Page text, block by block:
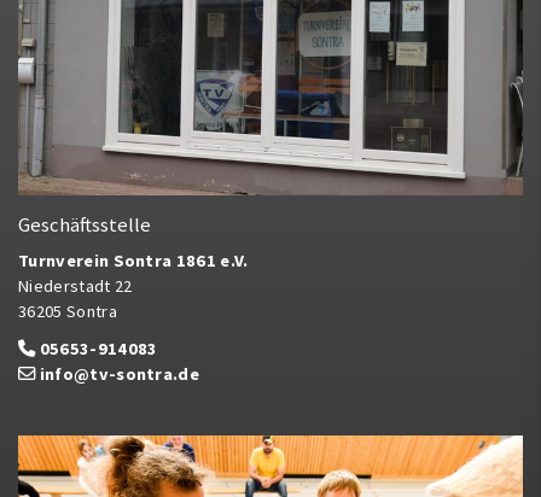
Geschäftsstelle
Turnverein Sontra 1861 e.V.
Niederstadt 22
36205 Sontra
05653-914083
info@tv-sontra.de